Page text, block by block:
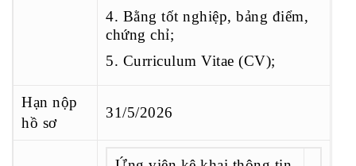
4. Bằng tốt nghiệp, bảng điểm,
chứng chỉ;
5. Curriculum Vitae (CV);
Hạn nộp
hồ sơ
31/5/2026